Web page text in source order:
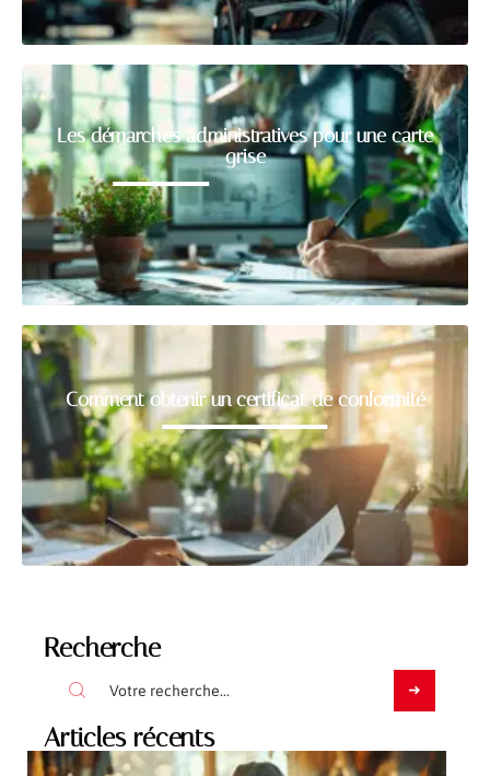
Les démarches administratives pour une carte
grise
Comment obtenir un certificat de conformité
Recherche
Articles récents